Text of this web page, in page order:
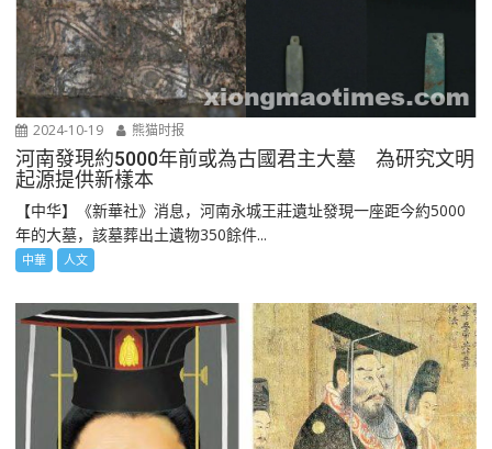
2024-10-19 熊猫时报
河南發現約5000年前或為古國君主大墓 為研究文明
起源提供新樣本
【中华】《新華社》消息，河南永城王莊遺址發現一座距今約5000
年的大墓，該墓葬出土遺物350餘件...
中華 人文